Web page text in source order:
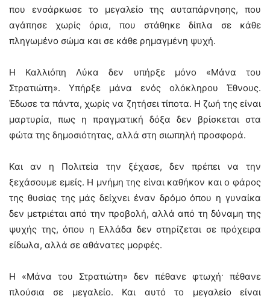
που ενσάρκωσε το μεγαλείο της αυταπάρνησης, που
αγάπησε χωρίς όρια, που στάθηκε δίπλα σε κάθε
πληγωμένο σώμα και σε κάθε ρημαγμένη ψυχή.
Η Καλλιόπη Λύκα δεν υπήρξε μόνο «Μάνα του
Στρατιώτη». Υπήρξε μάνα ενός ολόκληρου Έθνους.
Έδωσε τα πάντα, χωρίς να ζητήσει τίποτα. Η ζωή της είναι
μαρτυρία, πως η πραγματική δόξα δεν βρίσκεται στα
φώτα της δημοσιότητας, αλλά στη σιωπηλή προσφορά.
Και αν η Πολιτεία την ξέχασε, δεν πρέπει να την
ξεχάσουμε εμείς. Η μνήμη της είναι καθήκον και ο φάρος
της θυσίας της μάς δείχνει έναν δρόμο όπου η γυναίκα
δεν μετριέται από την προβολή, αλλά από τη δύναμη της
ψυχής της, όπου η Ελλάδα δεν στηρίζεται σε πρόχειρα
είδωλα, αλλά σε αθάνατες μορφές.
Η «Μάνα του Στρατιώτη» δεν πέθανε φτωχή· πέθανε
πλούσια σε μεγαλείο. Και αυτό το μεγαλείο είναι